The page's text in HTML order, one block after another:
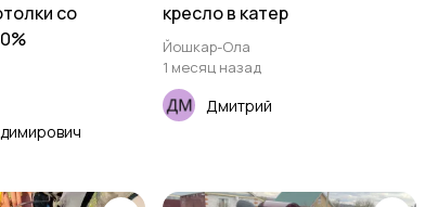
со
кресло в катер
Йошкар-Ола
1 месяц назад
Дмитрий